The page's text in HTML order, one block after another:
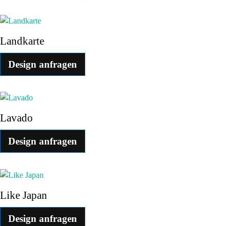
Landkarte
Design anfragen
Lavado
Design anfragen
Like Japan
Design anfragen